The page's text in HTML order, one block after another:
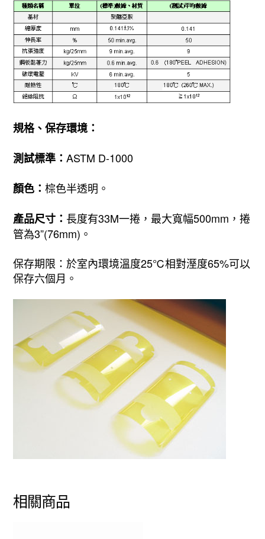
規格、保存環境：
測試標準：ASTM D-1000
顏色：棕色半透明。
產品尺寸： 長度有33M一捲，最大寬幅500mm，捲
管為3”(76mm)。
保存期限：於室內環境溫度25℃相對溼度65%可以
保存六個月。
相關商品